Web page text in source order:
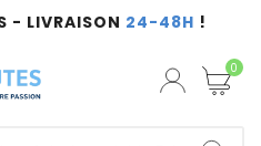
- LIVRAISON 24-48H !
0